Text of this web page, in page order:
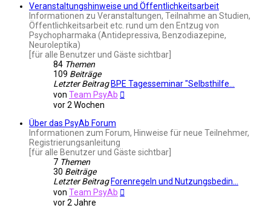
Veranstaltungshinweise und Öffentlichkeitsarbeit
Informationen zu Veranstaltungen, Teilnahme an Studien,
Öffentlichkeitsarbeit etc. rund um den Entzug von
Psychopharmaka (Antidepressiva, Benzodiazepine,
Neuroleptika)
[für alle Benutzer und Gäste sichtbar]
84 Themen
109 Beiträge
Letzter Beitrag BPE Tagesseminar "Selbsthilfe…
von Team PsyAb
vor 2 Wochen
Über das PsyAb Forum
Informationen zum Forum, Hinweise für neue Teilnehmer,
Registrierungsanleitung
[für alle Benutzer und Gäste sichtbar]
7 Themen
30 Beiträge
Letzter Beitrag Forenregeln und Nutzungsbedin…
von Team PsyAb
vor 2 Jahre